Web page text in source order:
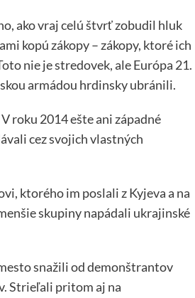
ako vraj celú štvrť zobudil hluk
kopú zákopy – zákopy, ktoré ich
nie je stredovek, ale Európa 21.
armádou hrdinsky ubránili.
roku 2014 ešte ani západné
cez svojich vlastných
ktorého im poslali z Kyjeva a na
skupiny napádali ukrajinské
snažili od demonštrantov
Strieľali pritom aj na